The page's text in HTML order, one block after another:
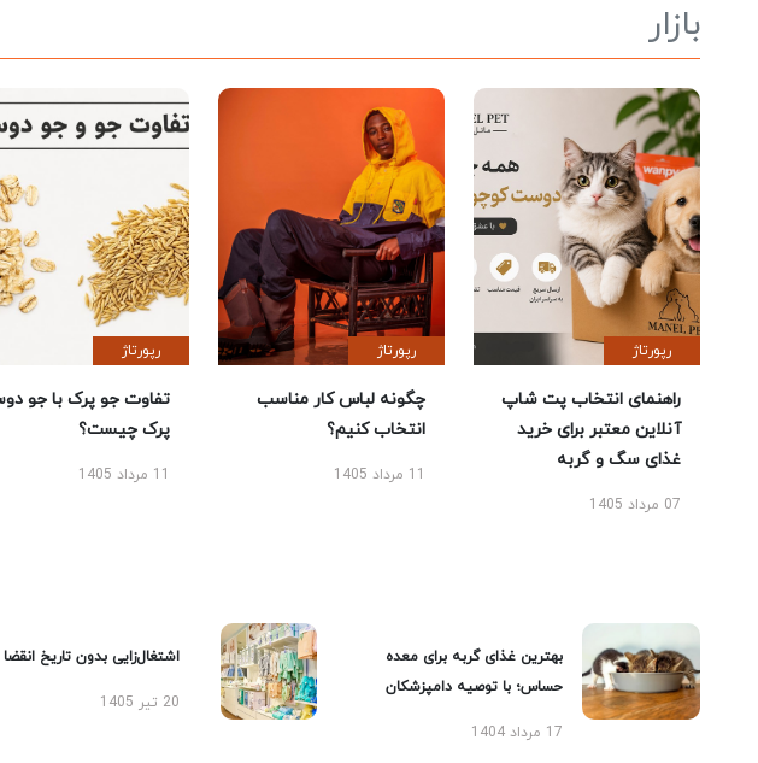
بازار
رپورتاژ
راهنمای انتخاب پت شاپ
آنلاین معتبر برای خرید
غذای سگ و گربه
07 مرداد 1405
رپورتاژ
چگونه لباس کار مناسب
انتخاب کنیم؟
11 مرداد 1405
رپورتاژ
تفاوت جو پرک با جو
پرک چیست؟
11 مرداد 1405
بهترین غذای گربه برای معده
حساس؛ با توصیه دامپزشکان
17 مرداد 1404
اشتغال‌زایی بدون تاریخ انقضا
20 تیر 1405